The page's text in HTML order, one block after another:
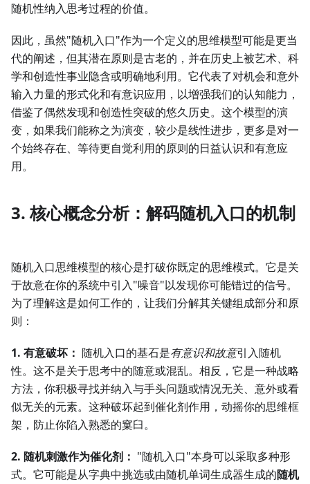
随机性纳入思考过程的价值。
因此，虽然"随机入口"作为一个定义的思维模型可能是更当
代的阐述，但其潜在原则是古老的，并在历史上被艺术、科
学和创造性事业隐含或明确地利用。它代表了对机会和意外
输入力量的形式化和有意识应用，以增强我们的认知能力，
借鉴了偶然发现和创造性突破的悠久历史。这个模型的演
变，如果我们能称之为演变，较少是线性进步，更多是对一
个始终存在、等待更自觉利用的原则的日益认识和有意应
用。
3. 核心概念分析：解码随机入口的机制
随机入口思维模型的核心是打破你既定的思维模式。它是关
于故意在你的系统中引入"噪音"以发现你可能错过的信号。
为了理解这是如何工作的，让我们分解其关键组成部分和原
则：
1. 有意破坏： 随机入口的基石是有意识和故意引入随机
性。这不是关于思考中的随意或混乱。相反，它是一种战略
方法，你积极寻找并纳入与手头问题或情况无关、意外或看
似无关的元素。这种破坏起到催化剂作用，动摇你的思维框
架，防止你陷入熟悉的窠臼。
2. 随机刺激作为催化剂： "随机入口"本身可以采取多种形
式。它可能是从字典中挑选或由随机单词生成器生成的随机